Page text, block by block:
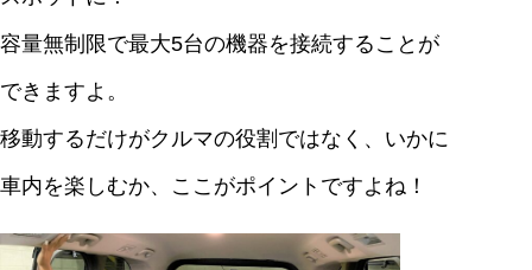
容量無制限で最大5台の機器を接続することが
できますよ。
移動するだけがクルマの役割ではなく、いかに
車内を楽しむか、ここがポイントですよね！